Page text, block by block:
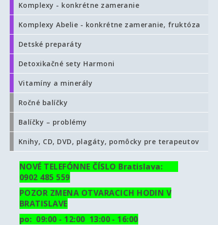
Komplexy - konkrétne zameranie
Komplexy Abelie - konkrétne zameranie, fruktóza
Detské preparáty
Detoxikačné sety Harmoni
Vitamíny a minerály
Ročné balíčky
Balíčky – problémy
Knihy, CD, DVD, plagáty, pomôcky pre terapeutov
NOVÉ TELEFÓNNE ČÍSLO Bratislava:
0902 485 559
POZOR ZMENA OTVARACICH HODIN V
BRATISLAVE
po: 09:00 - 12:00 13:00 - 16:00